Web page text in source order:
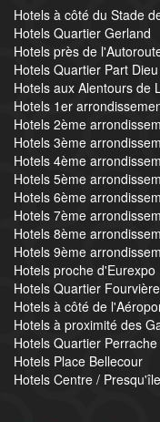
Hotels à côté du Stade
Hotels Quartier Gerland
Hotels près de
Hotels Quartier Part Dieu
Hotels aux Alentours de
Hotels 1er
Hotels 2ème
Hotels 3ème
Hotels 4ème
Hotels 5ème
Hotels 6ème
Hotels 7ème
Hotels 8ème
Hotels 9ème
Hotels proche d'Eurexpo
Hotels Quartier Fourvière
Hotels à côté de
Hotels à proximité des
Hotels Quartier Perrache
Hotels Place Bellecour
Hotels Centre / Presqu'île